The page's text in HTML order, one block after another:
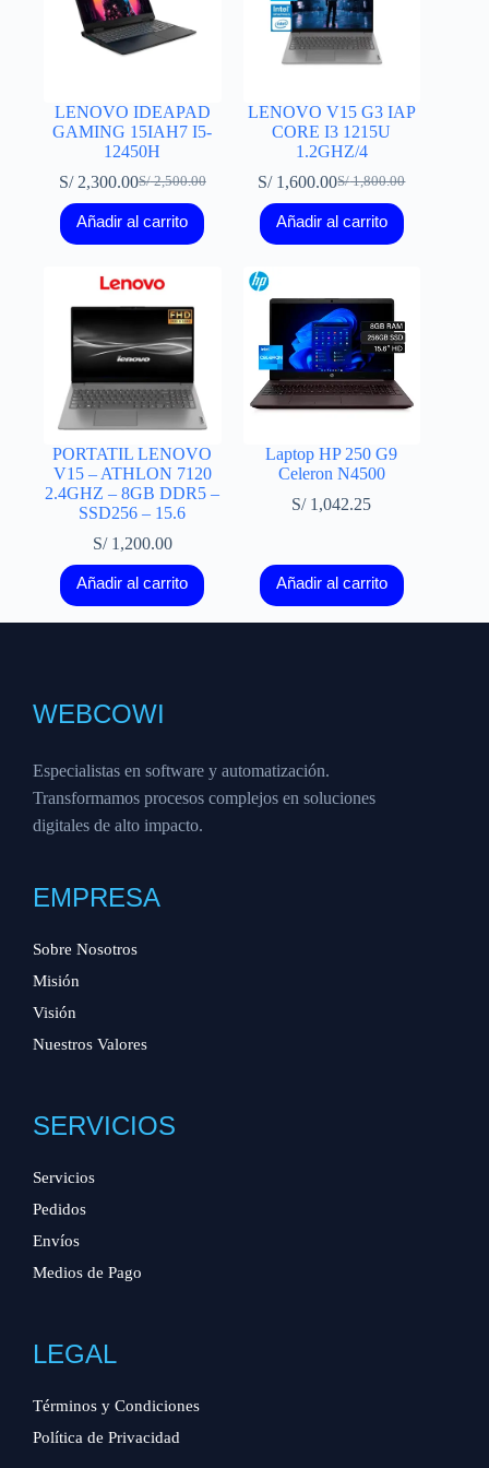
LENOVO IDEAPAD
GAMING 15IAH7 I5-
12450H
S/2,500.00
El
precio
original
era:
S/2,300.00El
precio
actual
es:
Añadir al carrito
LENOVO V15 G3 IAP
CORE I3 1215U
1.2GHZ/4
S/1,800.00
El
precio
original
era:
S/1,600.00El
precio
actual
es:
Añadir al carrito
PORTATIL LENOVO
V15 – ATHLON 7120
2.4GHZ – 8GB DDR5 –
SSD256 – 15.6
S/1,200.00
Añadir al carrito
Laptop HP 250 G9
Celeron N4500
S/1,042.25
Añadir al carrito
WEBCOWI
Especialistas en software y automatización.
Transformamos procesos complejos en soluciones
digitales de alto impacto.
EMPRESA
Sobre Nosotros
Misión
Visión
Nuestros Valores
SERVICIOS
Servicios
Pedidos
Envíos
Medios de Pago
LEGAL
Términos y Condiciones
Política de Privacidad